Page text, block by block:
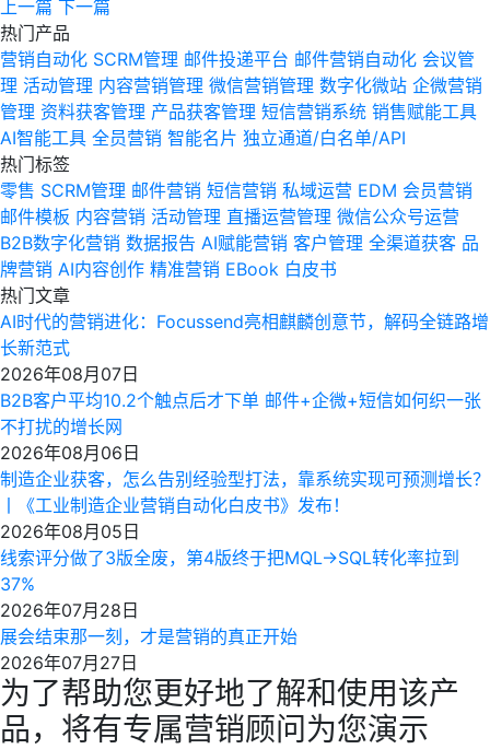
上一篇 下一篇
热门产品
营销自动化 SCRM管理 邮件投递平台 邮件营销自动化 会议管
理 活动管理 内容营销管理 微信营销管理 数字化微站 企微营销
管理 资料获客管理 产品获客管理 短信营销系统 销售赋能工具
AI智能工具 全员营销 智能名片 独立通道/白名单/API
热门标签
零售 SCRM管理 邮件营销 短信营销 私域运营 EDM 会员营销
邮件模板 内容营销 活动管理 直播运营管理 微信公众号运营
B2B数字化营销 数据报告 AI赋能营销 客户管理 全渠道获客 品
牌营销 AI内容创作 精准营销 EBook 白皮书
热门文章
AI时代的营销进化：Focussend亮相麒麟创意节，解码全链路增
长新范式
2026年08月07日
B2B客户平均10.2个触点后才下单 邮件+企微+短信如何织一张
不打扰的增长网
2026年08月06日
制造企业获客，怎么告别经验型打法，靠系统实现可预测增长？
丨《工业制造企业营销自动化白皮书》发布！
2026年08月05日
线索评分做了3版全废，第4版终于把MQL→SQL转化率拉到
37%
2026年07月28日
展会结束那一刻，才是营销的真正开始
2026年07月27日
为了帮助您更好地了解和使用该产
品，将有专属营销顾问为您演示